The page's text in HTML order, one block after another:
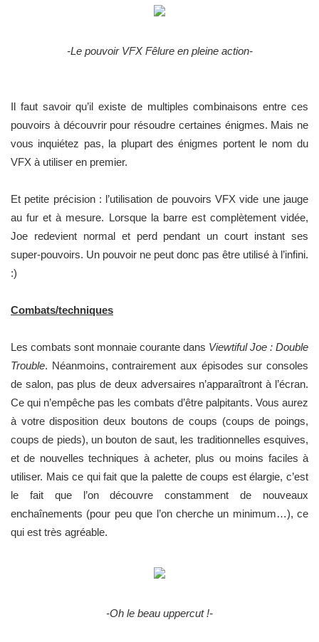
-Le pouvoir VFX Fêlure en pleine action-
Il faut savoir qu’il existe de multiples combinaisons entre ces
pouvoirs à découvrir pour résoudre certaines énigmes. Mais ne
vous inquiétez pas, la plupart des énigmes portent le nom du
VFX à utiliser en premier.
Et petite précision : l’utilisation de pouvoirs VFX vide une jauge
au fur et à mesure. Lorsque la barre est complètement vidée,
Joe redevient normal et perd pendant un court instant ses
super-pouvoirs. Un pouvoir ne peut donc pas être utilisé à l’infini.
:)
Combats/techniques
Les combats sont monnaie courante dans Viewtiful Joe : Double
Trouble. Néanmoins, contrairement aux épisodes sur consoles
de salon, pas plus de deux adversaires n’apparaîtront à l’écran.
Ce qui n’empêche pas les combats d’être palpitants. Vous aurez
à votre disposition deux boutons de coups (coups de poings,
coups de pieds), un bouton de saut, les traditionnelles esquives,
et de nouvelles techniques à acheter, plus ou moins faciles à
utiliser. Mais ce qui fait que la palette de coups est élargie, c’est
le fait que l’on découvre constamment de nouveaux
enchaînements (pour peu que l’on cherche un minimum…), ce
qui est très agréable.
-Oh le beau uppercut !-